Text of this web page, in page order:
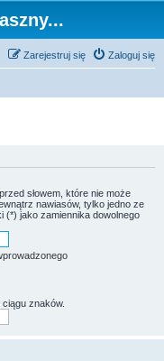
Zaloguj się
Zarejestruj się
przed słowem, które nie może
nawiasów, tylko jedno ze
(*) jako zamiennika dowolnego
znaków.